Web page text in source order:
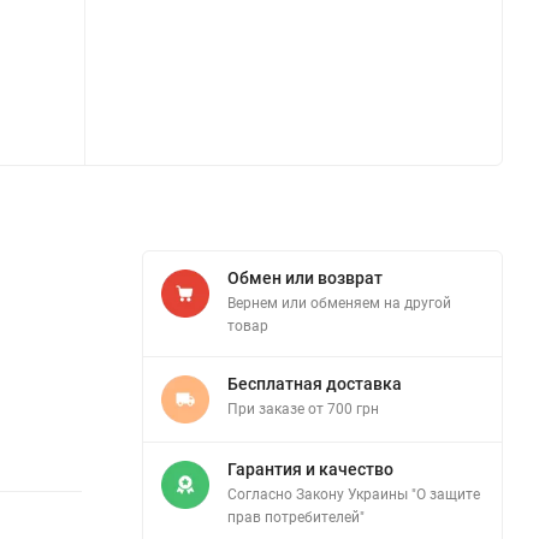
Обмен или возврат
Вернем или обменяем на другой
товар
Бесплатная доставка
При заказе от 700 грн
Гарантия и качество
Согласно Закону Украины "О защите
прав потребителей"